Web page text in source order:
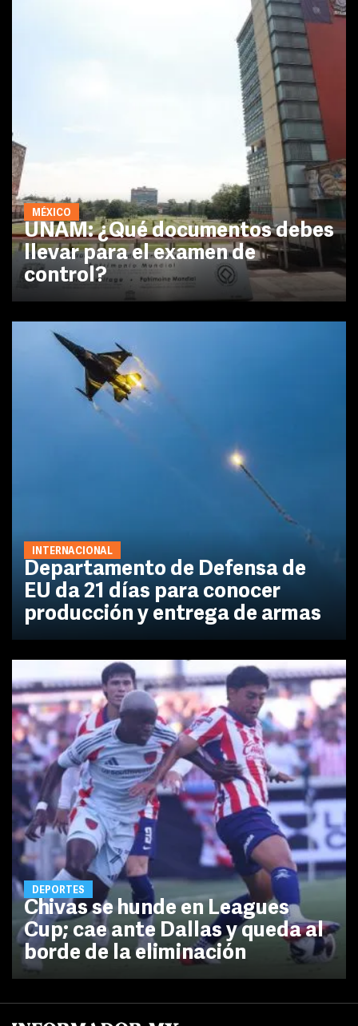
MÉXICO
UNAM: ¿Qué documentos debes
llevar para el examen de
control?
INTERNACIONAL
Departamento de Defensa de
EU da 21 días para conocer
producción y entrega de armas
DEPORTES
Chivas se hunde en Leagues
Cup; cae ante Dallas y queda al
borde de la eliminación